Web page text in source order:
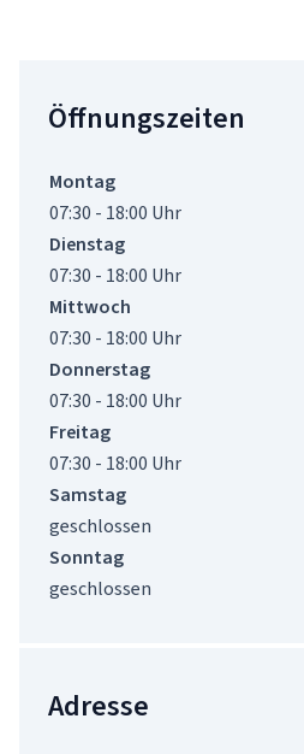
Öffnungszeiten
Montag
07:30 - 18:00 Uhr
Dienstag
07:30 - 18:00 Uhr
Mittwoch
07:30 - 18:00 Uhr
Donnerstag
07:30 - 18:00 Uhr
Freitag
07:30 - 18:00 Uhr
Samstag
geschlossen
Sonntag
geschlossen
Adresse